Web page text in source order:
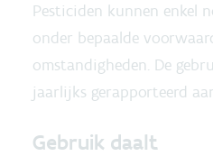
Pesticiden kunnen enkel
onder bepaalde
omstandigheden. De
jaarlijks gerapporteerd
Gebruik daalt